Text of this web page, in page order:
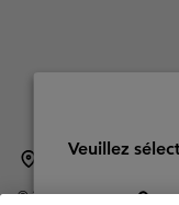
Suisse (français) |
©2026Columbia
Veuillez